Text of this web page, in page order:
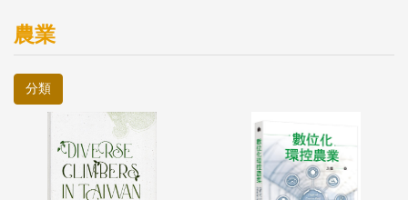
農業
分類